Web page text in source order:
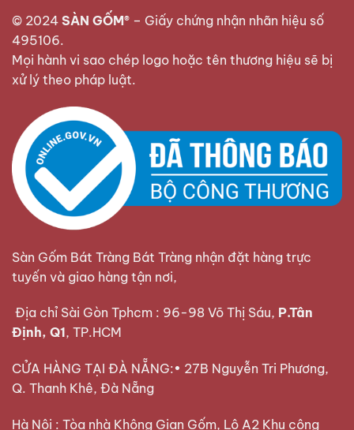
© 2024 SÀN GỐM® – Giấy chứng nhận nhãn hiệu số
495106.
Mọi hành vi sao chép logo hoặc tên thương hiệu sẽ bị
xử lý theo pháp luật.
Sàn Gốm Bát Tràng Bát Tràng nhận đặt hàng trực
tuyến và giao hàng tận nơi,
Địa chỉ Sài Gòn Tphcm : 96-98 Võ Thị Sáu, P.Tân
Định, Q1, TP.HCM
CỬA HÀNG TẠI ĐÀ NẴNG:• 27B Nguyễn Tri Phương,
Q. Thanh Khê, Đà Nẵng
Hà Nội : Tòa nhà Không Gian Gốm, Lô A2 Khu công